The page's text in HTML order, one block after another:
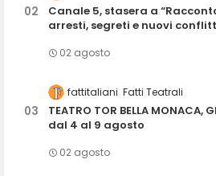
Canale 5, stasera a
arresti, segreti e nuovi
02 agosto
fattitaliani Fatti Teatrali
TEATRO TOR BELLA
dal 4 al 9 agosto
02 agosto